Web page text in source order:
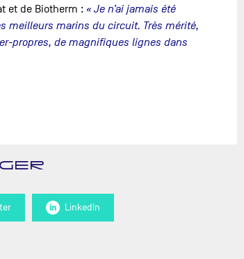
et de Biotherm : « Je n’ai jamais été
meilleurs marins du circuit. Très mérité,
propres, de magnifiques lignes dans
LinkedIn